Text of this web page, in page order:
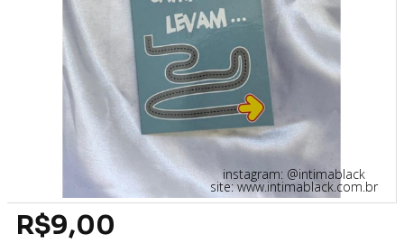
instagram: @intimablack
site: www.intimablack.com.br
R$9,00